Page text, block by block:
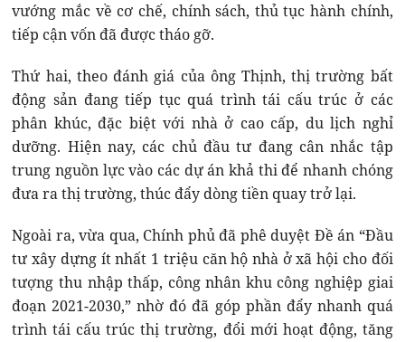
vướng mắc về cơ chế, chính sách, thủ tục hành chính,
tiếp cận vốn đã được tháo gỡ.
Thứ hai, theo đánh giá của ông Thịnh, thị trường bất
động sản đang tiếp tục quá trình tái cấu trúc ở các
phân khúc, đặc biệt với nhà ở cao cấp, du lịch nghỉ
dưỡng. Hiện nay, các chủ đầu tư đang cân nhắc tập
trung nguồn lực vào các dự án khả thi để nhanh chóng
đưa ra thị trường, thúc đẩy dòng tiền quay trở lại.
Ngoài ra, vừa qua, Chính phủ đã phê duyệt Đề án “Đầu
tư xây dựng ít nhất 1 triệu căn hộ nhà ở xã hội cho đối
tượng thu nhập thấp, công nhân khu công nghiệp giai
đoạn 2021-2030,” nhờ đó đã góp phần đẩy nhanh quá
trình tái cấu trúc thị trường, đổi mới hoạt động, tăng